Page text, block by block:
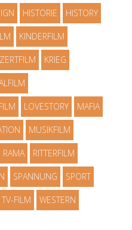
HISTORIE HISTORY
KINDERFILM
KRIEG
LOVESTORY MAFIA
MUSIKFILM
RAMA RITTERFILM
SPANNUNG SPORT
TV-FILM WESTERN